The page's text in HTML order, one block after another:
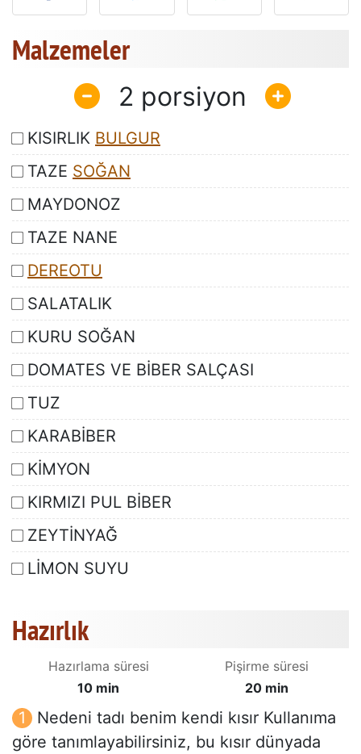
Malzemeler
2
KISIRLIK BULGUR
TAZE SOĞAN
MAYDONOZ
TAZE NANE
DEREOTU
SALATALIK
KURU SOĞAN
DOMATES VE BİBER SALÇASI
TUZ
KARABİBER
KİMYON
KIRMIZI PUL BİBER
ZEYTİNYAĞ
LİMON SUYU
Hazırlık
Hazırlama süresi
10 min
Pişirme süresi
20 min
Nedeni tadı benim kendi kısır Kullanıma
göre tanımlayabilirsiniz, bu kısır dünyada